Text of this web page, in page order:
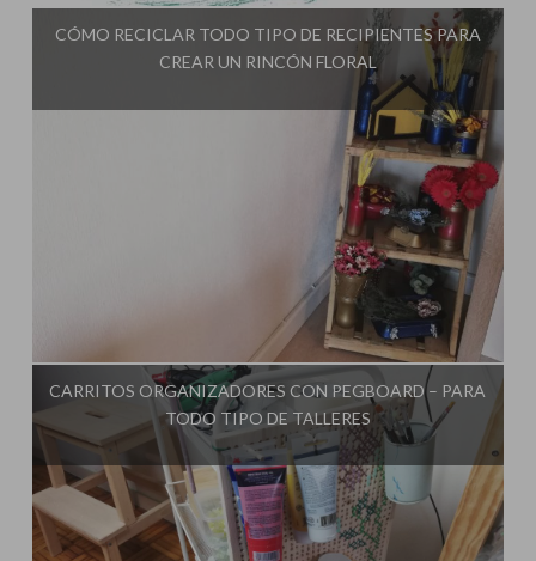
CÓMO RECICLAR TODO TIPO DE RECIPIENTES PARA
CREAR UN RINCÓN FLORAL
El Taller de Ire
CARRITOS ORGANIZADORES CON PEGBOARD – PARA
TODO TIPO DE TALLERES